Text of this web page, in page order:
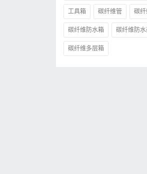
工具箱 碳纤维管 碳
碳纤维防水箱 碳纤维防
碳纤维多层箱